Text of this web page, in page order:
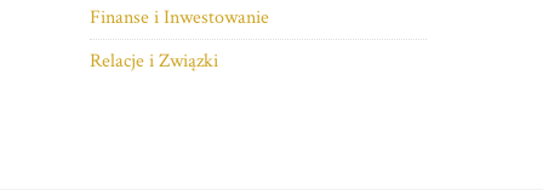
Finanse i Inwestowanie
Relacje i Związki